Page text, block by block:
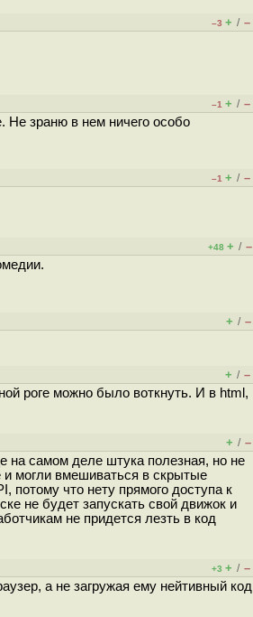
–3 + / –
–1 + / –
Не зраню в нем ничего особо
–1 + / –
+48 + / –
+ / –
+ / –
роге можно было воткнуть. И в html,
+ / –
на самом деле штука полезная, но не
и могли вмешиваться в скрытые
потому что нету прямого доступа к
не будет запускать свой движок и
не придется лезть в код
+3 + / –
а не загружая ему нейтивный код